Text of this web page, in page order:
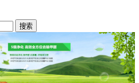
搜索